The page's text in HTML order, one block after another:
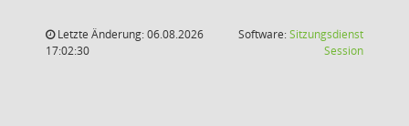
Letzte Änderung: 06.08.2026
17:02:30
Software:Sitzungsdienst
Session(Wird in